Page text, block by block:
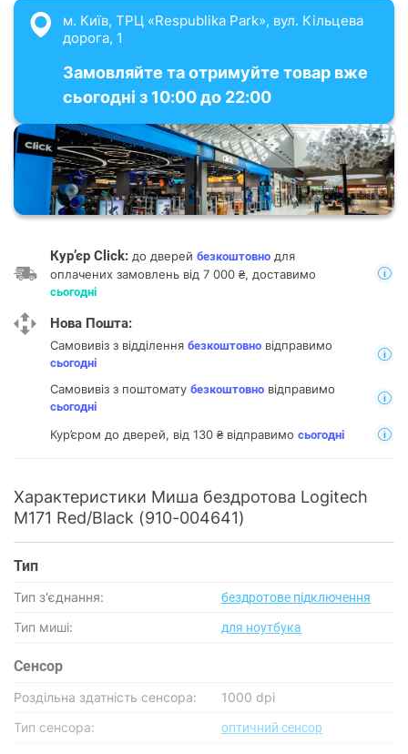
м. Київ, ТРЦ «Respublika Park», вул. Кільцева
дорога, 1
Замовляйте та отримуйте товар вже
сьогодні з 10:00 до 22:00
Кур’єр Click: до дверей безкоштовно для
оплачених замовлень від 7 000 ₴, доставимо
сьогодні
Нова Пошта:
Самовивіз з відділення безкоштовно відправимо
сьогодні
Самовивіз з поштомату безкоштовно відправимо
сьогодні
Кур’єром до дверей, від 130 ₴ відправимо сьогодні
Характеристики Миша бездротова Logitech
M171 Red/Black (910-004641)
Тип
Тип з'єднання: бездротове підключення
Тип миші: для ноутбука
Сенсор
Роздільна здатність сенсора:
1000 dpi
Тип сенсора:
оптичний сенсор